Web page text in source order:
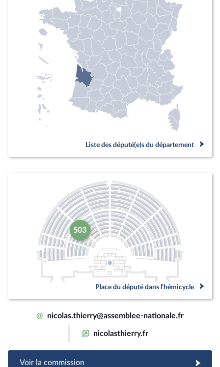
Liste des député(e)s du département
503
Place du député dans l'hémicycle
@ nicolas.thierry@assemblee-nationale.fr
nicolasthierry.fr
Voir la commission